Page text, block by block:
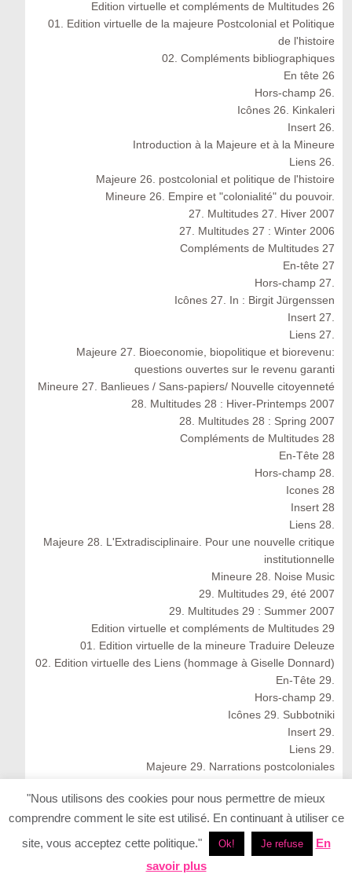
Edition virtuelle et compléments de Multitudes 26
01. Edition virtuelle de la majeure Postcolonial et Politique
de l'histoire
02. Compléments bibliographiques
En tête 26
Hors-champ 26.
Icônes 26. Kinkaleri
Insert 26.
Introduction à la Majeure et à la Mineure
Liens 26.
Majeure 26. postcolonial et politique de l'histoire
Mineure 26. Empire et "colonialité" du pouvoir.
27. Multitudes 27. Hiver 2007
27. Multitudes 27 : Winter 2006
Compléments de Multitudes 27
En-tête 27
Hors-champ 27.
Icônes 27. In : Birgit Jürgenssen
Insert 27.
Liens 27.
Majeure 27. Bioeconomie, biopolitique et biorevenu:
questions ouvertes sur le revenu garanti
Mineure 27. Banlieues / Sans-papiers/ Nouvelle citoyenneté
28. Multitudes 28 : Hiver-Printemps 2007
28. Multitudes 28 : Spring 2007
Compléments de Multitudes 28
En-Tête 28
Hors-champ 28.
Icones 28
Insert 28
Liens 28.
Majeure 28. L'Extradisciplinaire. Pour une nouvelle critique
institutionnelle
Mineure 28. Noise Music
29. Multitudes 29, été 2007
29. Multitudes 29 : Summer 2007
Edition virtuelle et compléments de Multitudes 29
01. Edition virtuelle de la mineure Traduire Deleuze
02. Edition virtuelle des Liens (hommage à Giselle Donnard)
En-Tête 29.
Hors-champ 29.
Icônes 29. Subbotniki
Insert 29.
Liens 29.
Majeure 29. Narrations postcoloniales
30. Multitudes 30, automne 2007
30. Multitudes 30 : Autumn 2007
En-tête 30
Icônes 30
"Nous utilisons des cookies pour nous permettre de mieux
comprendre comment le site est utilisé. En continuant à utiliser ce
site, vous acceptez cette politique."
Ok! Je refuse
En
savoir plus